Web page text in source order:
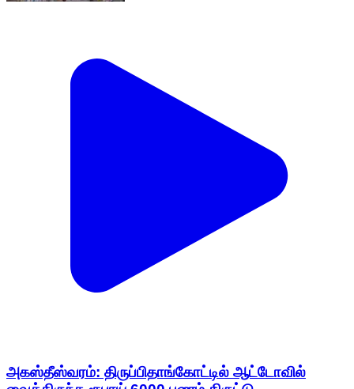
அகஸ்தீஸ்வரம்: திருப்பிதாங்கோட்டில் ஆட்டோவில்